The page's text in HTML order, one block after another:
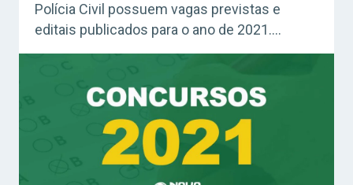
Polícia Civil possuem vagas previstas e
editais publicados para o ano de 2021.
Confira abaixo! Acesse agora o Curso Grátis
SP (Grátis) Concursos Polícia Civil 2021:
confira os destaques Rio Grande do Norte As
provas do concurso PC […]